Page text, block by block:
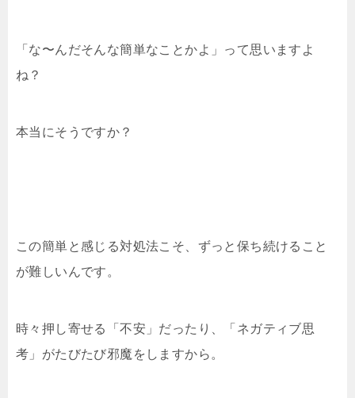
「な〜んだそんな簡単なことかよ」って思いますよ
ね？
本当にそうですか？
この簡単と感じる対処法こそ、ずっと保ち続けること
が難しいんです。
時々押し寄せる「不安」だったり、「ネガティブ思
考」がたびたび邪魔をしますから。